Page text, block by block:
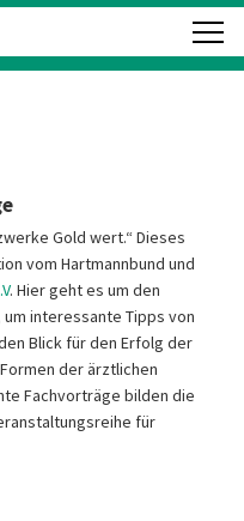
Gold wert.“ Dieses
vom Hartmannbund und
. Hier geht es um den
interessante Tipps von
Blick für den Erfolg der
der ärztlichen
Fachvorträge bilden die
für